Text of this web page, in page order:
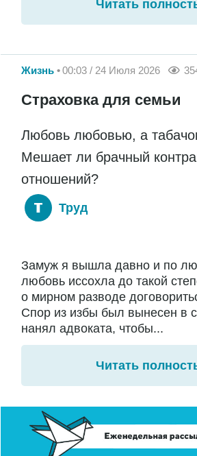
Читать
Жизнь 00:03 / 24 Июля 2026
Страховка для семьи
Любовь любовью, а
Мешает ли брачный
отношений?
Труд
Замуж я вышла давно и по
любовь иссохла до такой
о мирном разводе
Спор из избы был вынесен в
нанял адвоката, чтобы...
Читать